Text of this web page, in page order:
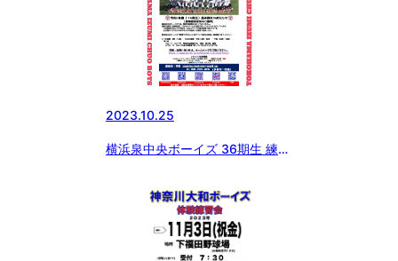
2023.10.25
横浜泉中央ボーイズ 36期生 練習